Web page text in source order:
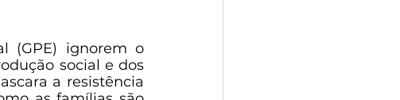
(GPE) ignorem o
social e dos
a resistência